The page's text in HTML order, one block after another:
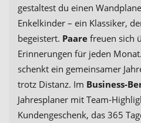
gestaltest du einen
Enkelkinder – ein Klassiker,
begeistert. Paare freuen sich
Erinnerungen für jeden
schenkt ein gemeinsamer
trotz Distanz. Im Business-
Jahresplaner mit Team-
Kundengeschenk, das 365